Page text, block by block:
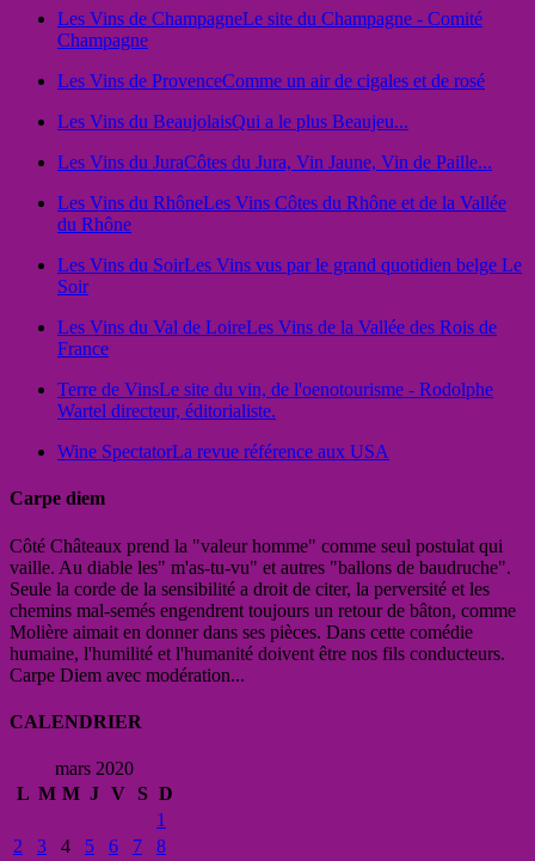
Les Vins de ChampagneLe site du Champagne - Comité
Champagne
Les Vins de ProvenceComme un air de cigales et de rosé
Les Vins du BeaujolaisQui a le plus Beaujeu...
Les Vins du JuraCôtes du Jura, Vin Jaune, Vin de Paille...
Les Vins du RhôneLes Vins Côtes du Rhône et de la Vallée
du Rhône
Les Vins du SoirLes Vins vus par le grand quotidien belge Le
Soir
Les Vins du Val de LoireLes Vins de la Vallée des Rois de
France
Terre de VinsLe site du vin, de l'oenotourisme - Rodolphe
Wartel directeur, éditorialiste.
Wine SpectatorLa revue référence aux USA
Carpe diem
Côté Châteaux prend la "valeur homme" comme seul postulat qui
vaille. Au diable les" m'as-tu-vu" et autres "ballons de baudruche".
Seule la corde de la sensibilité a droit de citer, la perversité et les
chemins mal-semés engendrent toujours un retour de bâton, comme
Molière aimait en donner dans ses pièces. Dans cette comédie
humaine, l'humilité et l'humanité doivent être nos fils conducteurs.
Carpe Diem avec modération...
CALENDRIER
mars 2020
L M M J V S D
1
2
3 4 5 6 7
8